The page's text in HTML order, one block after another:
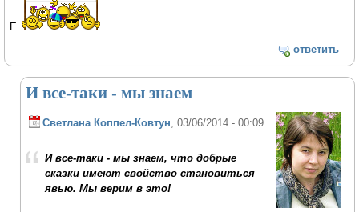
Е.
ответить
И все-таки - мы знаем
Светлана Коппел-Ковтун , 03/06/2014 - 00:09
И все-таки - мы знаем, что добрые
сказки имеют свойство становиться
явью. Мы верим в это!